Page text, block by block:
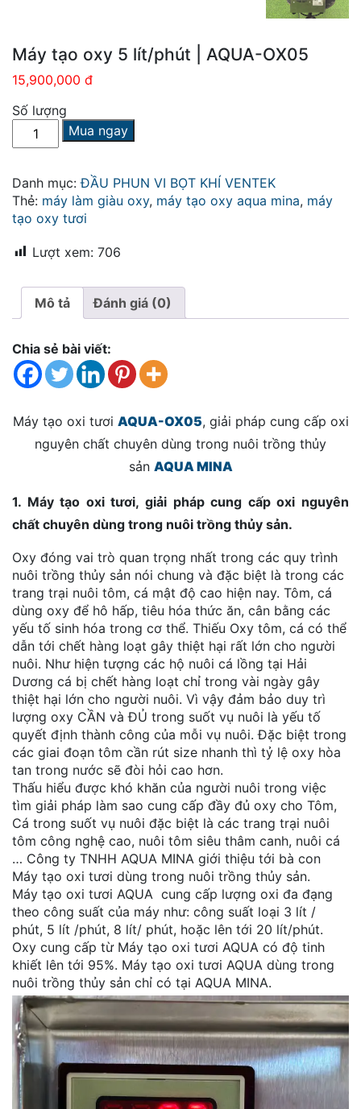
Máy tạo oxy 5 lít/phút | AQUA-OX05
15,900,000 đ
Số lượng
Máy
tạo
5
lít/phút
|
OX05
lượng
Mua ngay
Danh mục:ĐẦU PHUN VI BỌT KHÍ VENTEK
Thẻ: máy làm giàu oxy, máy tạo oxy aqua mina, máy
tạo oxy tươi
Lượt xem: 706
Mô tả Đánh giá (0)
Chia sẻ bài viết:
Máy tạo oxi tươi AQUA-OX05, giải pháp cung cấp oxi
nguyên chất chuyên dùng trong nuôi trồng thủy
sản AQUA MINA
1. Máy tạo oxi tươi, giải pháp cung cấp oxi nguyên
chất chuyên dùng trong nuôi trồng thủy sản.
Oxy đóng vai trò quan trọng nhất trong các quy trình
nuôi trồng thủy sản nói chung và đặc biệt là trong các
trang trại nuôi tôm, cá mật độ cao hiện nay. Tôm, cá
dùng oxy để hô hấp, tiêu hóa thức ăn, cân bằng các
yếu tố sinh hóa trong cơ thể. Thiếu Oxy tôm, cá có thể
dẫn tới chết hàng loạt gây thiệt hại rất lớn cho người
nuôi. Như hiện tượng các hộ nuôi cá lồng tại Hải
Dương cá bị chết hàng loạt chỉ trong vài ngày gây
thiệt hại lớn cho người nuôi. Vì vậy đảm bảo duy trì
lượng oxy CẦN và ĐỦ trong suốt vụ nuôi là yếu tố
quyết định thành công của mỗi vụ nuôi. Đặc biệt trong
các giai đoạn tôm cần rút size nhanh thì tỷ lệ oxy hòa
tan trong nước sẽ đòi hỏi cao hơn.
Thấu hiểu được khó khăn của người nuôi trong việc
tìm giải pháp làm sao cung cấp đầy đủ oxy cho Tôm,
Cá trong suốt vụ nuôi đặc biệt là các trang trại nuôi
tôm công nghệ cao, nuôi tôm siêu thâm canh, nuôi cá
… Công ty TNHH AQUA MINA giới thiệu tới bà con
Máy tạo oxi tươi dùng trong nuôi trồng thủy sản.
Máy tạo oxi tươi AQUA cung cấp lượng oxi đa đạng
theo công suất của máy như: công suất loại 3 lít /
phút, 5 lít /phút, 8 lít/ phút, hoặc lên tới 20 lít/phút.
Oxy cung cấp từ Máy tạo oxi tươi AQUA có độ tinh
khiết lên tới 95%. Máy tạo oxi tươi AQUA dùng trong
nuôi trồng thủy sản chỉ có tại AQUA MINA.